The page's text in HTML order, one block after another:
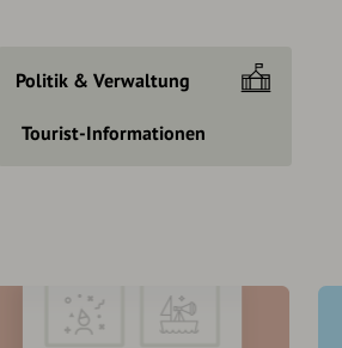
Politik & Verwaltung
Tourist-Informationen